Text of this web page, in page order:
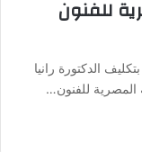
للفنون
الدكتورة رانيا
المصرية للفنون…